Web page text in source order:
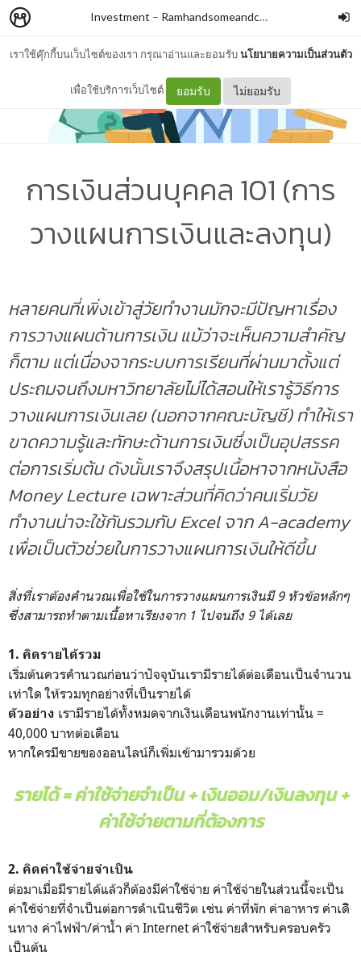
เราใช้คุ๊กกี้บนเว็บไซต์ของเรา กรุณาอ่านและยอมรับนโยบายความเป็นส่วนตัว
เพื่อใช้บริการเว็บไซต์ ยอมรับ ไม่ยอมรับ
Investment – Ramhandsomeandcool
การเงินส่วนบุคคล 101 (การ
วางแผนการเงินและลงทุน)
หลายคนที่เพิ่งเข้าสู่วัยทำงานมักจะมีปัญหาเรื่อง
การวางแผนด้านการเงินแม้ว่าจะเห็นความสำคัญ
ก็ตาม แต่เนื่องจากระบบการเรียนที่ผ่านมาตั้งแต่
ประถมจนถึงมหาวิทยาลัยไม่ได้สอนให้เรารู้วิธีการ
วางแผนการเงินเลย (นอกจากคณะบัญชี) ทำให้เรา
ขาดความรู้และทักษะด้านการเงินซึ่งเป็นอุปสรรค
ต่อการเริ่มต้น ดังนั้นเราจึงสรุปเนื้อหาจากหนังสือ
Money Lecture เฉพาะส่วนที่คิดว่าคนเริ่มวัย
ทำงานน่าจะใช้กันรวมกับ Excel จาก A-academy
เพื่อเป็นตัวช่วยในการวางแผนการเงินให้ดีขึ้น
สิ่งที่เราต้องคำนวณเพื่อใช้ในการวางแผนการเงินมี 9 หัวข้อหลักๆ
ซึ่งสามารถทำตามเนื้อหาเรียงจาก 1 ไปจนถึง 9 ได้เลย
1. คิดรายได้รวม
เริ่มต้นควรคำนวณก่อนว่าปัจจุบันเรามีรายได้ต่อเดือนเป็นจำนวน
เท่าใด ให้รวมทุกอย่างที่เป็นรายได้
ตัวอย่าง เรามีรายได้ทั้งหมดจากเงินเดือนพนักงานเท่านั้น =
40,000 บาทต่อเดือน
หากใครมีขายของออนไลน์ก็เพิ่มเข้ามารวมด้วย
รายได้ = ค่าใช้จ่ายจำเป็น + เงินออม/เงินลงทุน +
ค่าใช้จ่ายตามที่ต้องการ
2. คิดค่าใช้จ่ายจำเป็น
ต่อมาเมื่อมีรายได้แล้วก็ต้องมีค่าใช้จ่าย ค่าใช้จ่ายในส่วนนี้จะเป็น
ค่าใช้จ่ายที่จำเป็นต่อการดำเนินชีวิต เช่น ค่าที่พัก ค่าอาหาร ค่าเดิิ
นทาง ค่าไฟฟ้า/ค่าน้ำ ค่า Internet ค่าใช้จ่ายสำหรับครอบครัว
เป็นต้น